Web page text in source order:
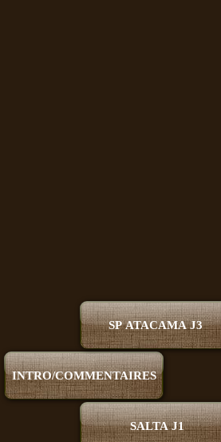
SALTA J1
SP ATACAMA J3
INTRO/COMMENTAIRES